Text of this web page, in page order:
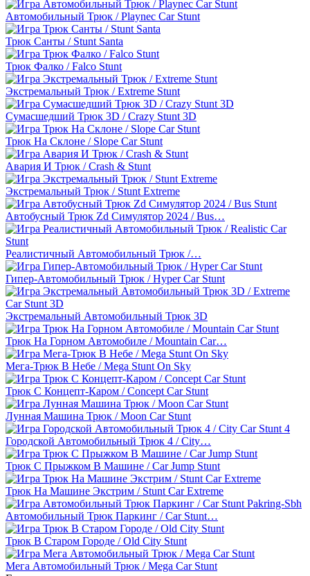
Автомобильный Трюк / Playnec Car Stunt
Трюк Санты / Stunt Santa
Трюк Фалко / Falco Stunt
Экстремальный Трюк / Extreme Stunt
Сумасшедший Трюк 3D / Crazy Stunt 3D
Трюк На Склоне / Slope Car Stunt
Авария И Трюк / Crash & Stunt
Экстремальный Трюк / Stunt Extreme
Автобусный Трюк Zd Симулятор 2024 / Bus…
Реалистичный Автомобильный Трюк /…
Гипер-Автомобильный Трюк / Hyper Car Stunt
Экстремальный Автомобильный Трюк 3D
Трюк На Горном Автомобиле / Mountain Car…
Мега-Трюк В Небе / Mega Stunt On Sky
Трюк С Концепт-Каром / Concept Car Stunt
Лунная Машина Трюк / Moon Car Stunt
Городской Автомобильный Трюк 4 / City…
Трюк С Прыжком В Машине / Car Jump Stunt
Трюк На Машине Экстрим / Stunt Car Extreme
Автомобильный Трюк Паркинг / Car Stunt…
Трюк В Старом Городе / Old City Stunt
Мега Автомобильный Трюк / Mega Car Stunt